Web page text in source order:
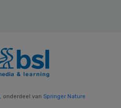
, onderdeel van Springer Nature